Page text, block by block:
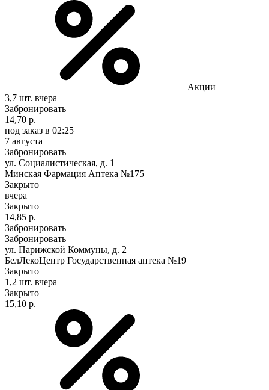
Акции
3,7 шт. вчера
Забронировать
14,70 р.
под заказ в 02:25
7 августа
Забронировать
ул. Социалистическая, д. 1
Минская Фармация Аптека №175
Закрыто
вчера
Закрыто
14,85 р.
Забронировать
Забронировать
ул. Парижской Коммуны, д. 2
БелЛекоЦентр Государственная аптека №19
Закрыто
1,2 шт. вчера
Закрыто
15,10 р.